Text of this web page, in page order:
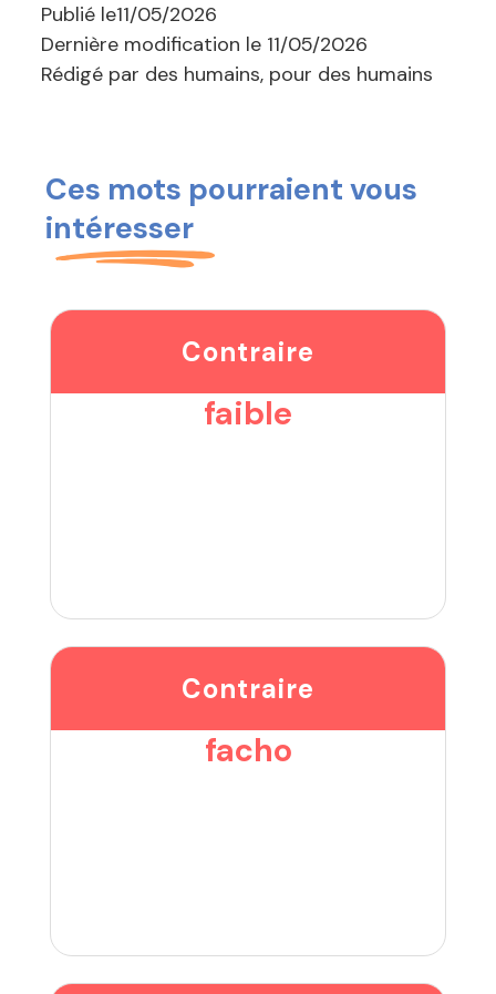
Publié le11/05/2026
Dernière modification le 11/05/2026
Rédigé par des humains, pour des humains
Ces mots pourraient vous
intéresser
Contraire
faible
Contraire
facho